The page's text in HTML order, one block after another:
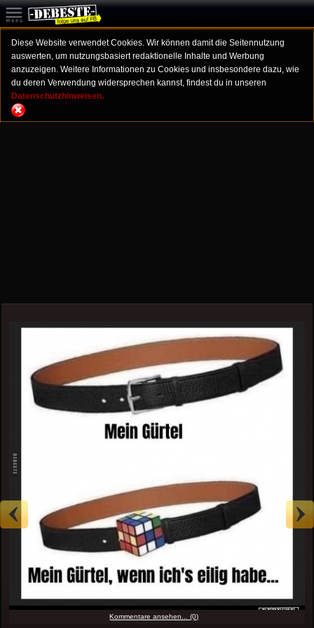
Diese Website verwendet Cookies. Wir können damit die Seitennutzung
auswerten, um nutzungsbasiert redaktionelle Inhalte und Werbung
anzuzeigen. Weitere Informationen zu Cookies und insbesondere dazu, wie
du deren Verwendung widersprechen kannst, findest du in unseren
Datenschutzhinweisen.
Kommentare ansehen... (0)